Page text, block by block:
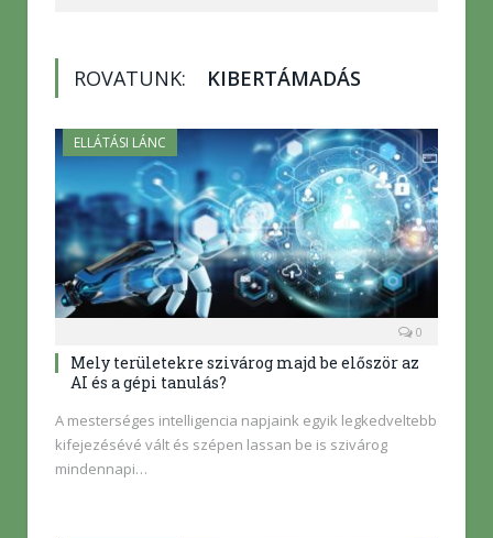
ROVATUNK: KIBERTÁMADÁS
ELLÁTÁSI LÁNC
0
Mely területekre szivárog majd be először az
AI és a gépi tanulás?
A mesterséges intelligencia napjaink egyik legkedveltebb
kifejezésévé vált és szépen lassan be is szivárog
mindennapi…